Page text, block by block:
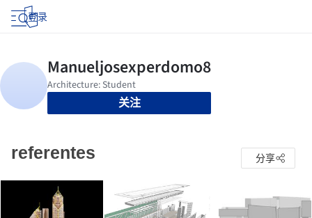
登录
关注
referentes 分享